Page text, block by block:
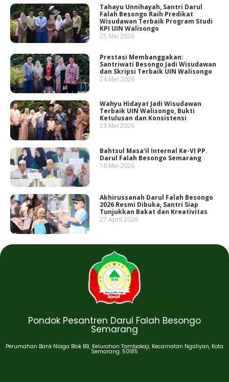
Tahayu Unnihayah, Santri Darul
Falah Besongo Raih Predikat
Wisudawan Terbaik Program Studi
KPI UIN Walisongo
25 Mei 2026
Prestasi Membanggakan:
Santriwati Besongo Jadi Wisudawan
dan Skripsi Terbaik UIN Walisongo
24 Mei 2026
Wahyu Hidayat Jadi Wisudawan
Terbaik UIN Walisongo, Bukti
Ketulusan dan Konsistensi
23 Mei 2026
Bahtsul Masa’il Internal Ke-VI PP.
Darul Falah Besongo Semarang
16 Mei 2026
Akhirussanah Darul Falah Besongo
2026 Resmi Dibuka, Santri Siap
Tunjukkan Bakat dan Kreativitas
27 April 2026
Pondok Pesantren Darul Falah Besongo
Semarang
Perumahan Bank Niaga Blok B9, Kelurahan Tambakaji, Kecamatan Ngaliyan, Kota
Semarang. 50185